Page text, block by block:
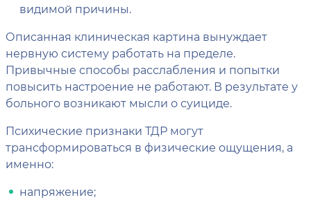
видимой причины.
Описанная клиническая картина вынуждает
нервную систему работать на пределе.
Привычные способы расслабления и попытки
повысить настроение не работают. В результате у
больного возникают мысли о суициде.
Психические признаки ТДР могут
трансформироваться в физические ощущения, а
именно:
напряжение;